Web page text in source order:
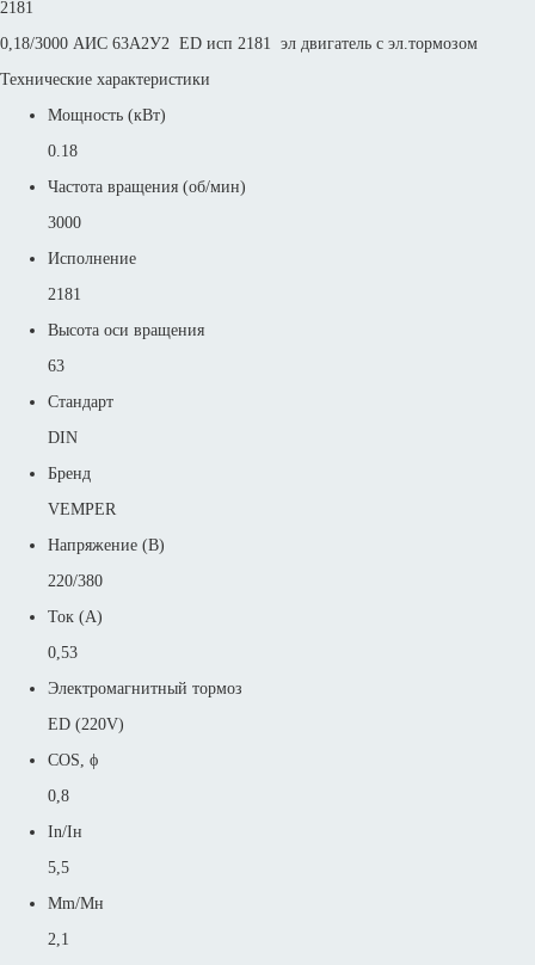
2181
0,18/3000 АИС 63А2У2 ED исп 2181 эл двигатель с эл.тормозом
Технические характеристики
Мощность (кВт)
0.18
Частота вращения (об/мин)
3000
Исполнение
2181
Высота оси вращения
63
Стандарт
DIN
Бренд
VEMPER
Напряжение (В)
220/380
Ток (А)
0,53
Электромагнитный тормоз
ED (220V)
COS, ϕ
0,8
In/Iн
5,5
Mm/Mн
2,1